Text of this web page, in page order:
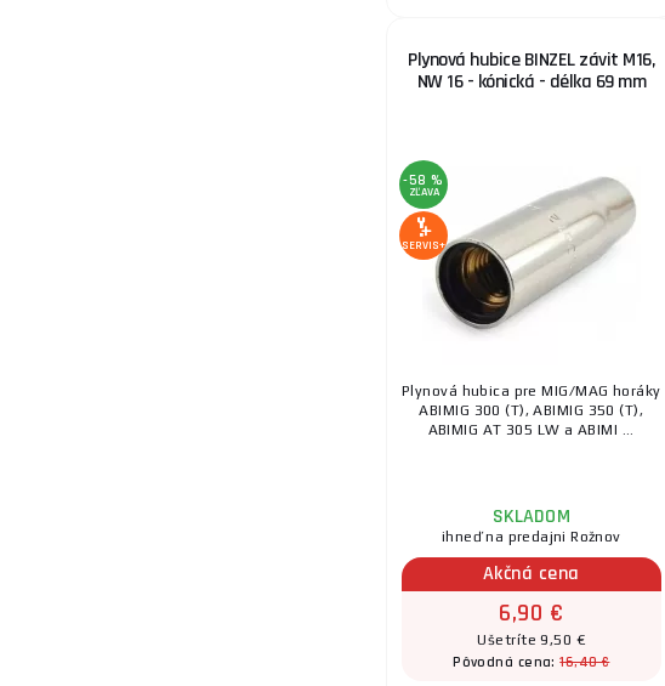
Plynová hubice BINZEL závit M16,
NW 16 - kónická - délka 69 mm
-58 %
ZĽAVA
SERVIS+
Plynová hubica pre MIG/MAG horáky
ABIMIG 300 (T), ABIMIG 350 (T),
ABIMIG AT 305 LW a ABIMI ...
SKLADOM
ihneď na predajni Rožnov
Akčná cena
6,90 €
Ušetríte 9,50 €
Pôvodná cena:16,40 €